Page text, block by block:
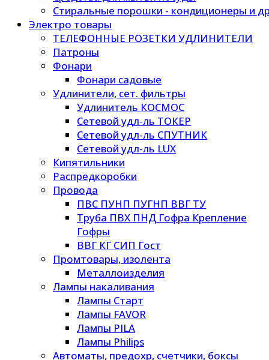
Стиральные порошки - кондиционеры и
Электро товары
ТЕЛЕФОННЫЕ РОЗЕТКИ УДЛИНИТЕЛИ
Патроны
Фонари
Фонари садовые
Удлинители, сет. фильтры
Удлинитель КОСМОС
Сетевой удл-ль ТОКЕР
Сетевой удл-ль СПУТНИК
Сетевой удл-ль LUX
Кипятильники
Распредкоробки
Провода
ПВС ПУНП ПУГНП ВВГ ТУ
Труба ПВХ ПНД Гофра Крепление
Гофры
ВВГ КГ СИП Гост
Промтовары, изолента
Металлоизделия
Лампы накаливания
Лампы Старт
Лампы FAVOR
Лампы PILA
Лампы Philips
Автоматы, предохр, счетчики, боксы